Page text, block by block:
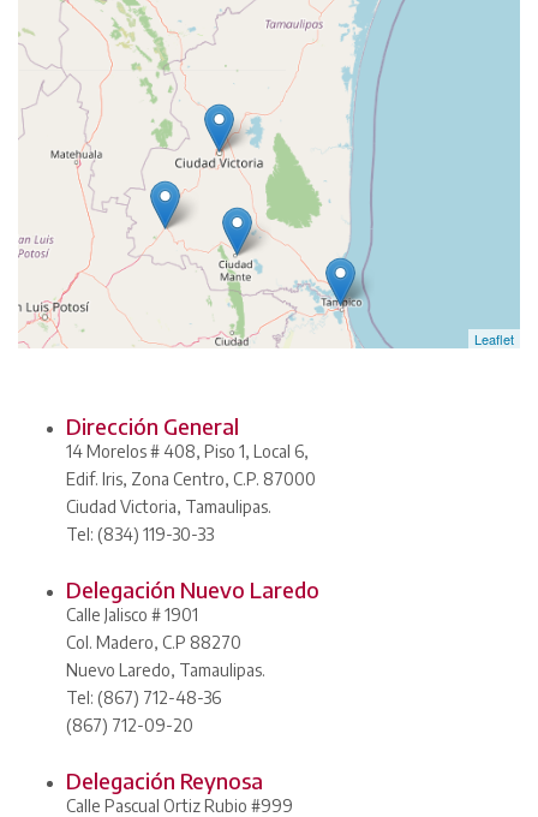
Leaflet
Dirección General
14 Morelos # 408, Piso 1, Local 6,
Edif. Iris, Zona Centro, C.P. 87000
Ciudad Victoria, Tamaulipas.
Tel: (834) 119-30-33
Delegación Nuevo Laredo
Calle Jalisco # 1901
Col. Madero, C.P 88270
Nuevo Laredo, Tamaulipas.
Tel: (867) 712-48-36
(867) 712-09-20
Delegación Reynosa
Calle Pascual Ortiz Rubio #999